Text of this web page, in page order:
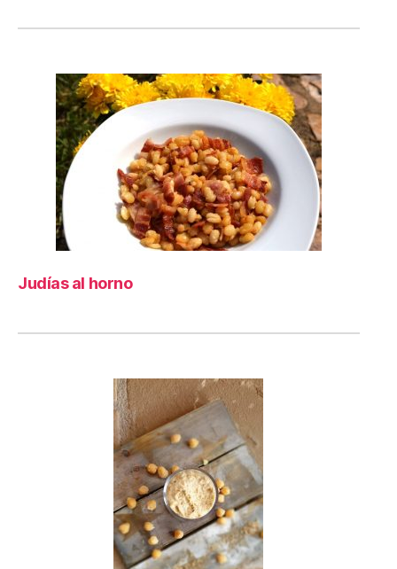
Judías al horno